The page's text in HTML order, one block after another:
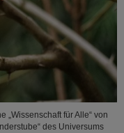
„Wissenschaft für Alle“ von
des Universums